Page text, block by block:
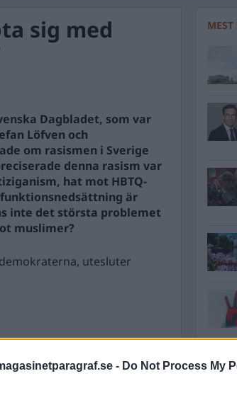
- Do Not Process My
sig med
Dagbladet, som var
Löfven och
om rasismen i Sverige
denna rasism var
hat mot HBTQ-
är
inte det största problemet
muslimer?
utesluter